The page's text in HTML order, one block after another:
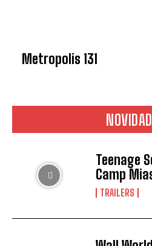
Metropolis 131
Teenage
Camp
TRAILERS